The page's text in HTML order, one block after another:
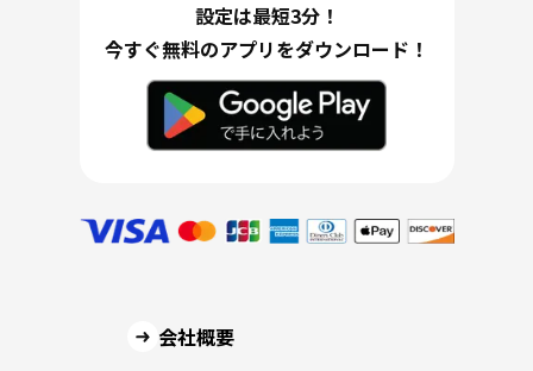
設定は最短3分！
今すぐ無料のアプリをダウンロード！
会社概要